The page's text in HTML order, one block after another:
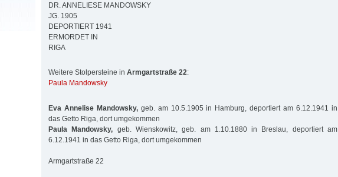
DR. ANNELIESE MANDOWSKY
JG. 1905
DEPORTIERT 1941
ERMORDET IN
RIGA
Weitere Stolpersteine in Armgartstraße 22:
Paula Mandowsky
Eva Annelise Mandowsky,geb. am 10.5.1905 in Hamburg, deportiert am 6.12.1941 in
das Getto Riga, dort umgekommen
Paula Mandowsky, geb. Wienskowitz, geb. am 1.10.1880 in Breslau, deportiert am
6.12.1941 in das Getto Riga, dort umgekommen
Armgartstraße 22